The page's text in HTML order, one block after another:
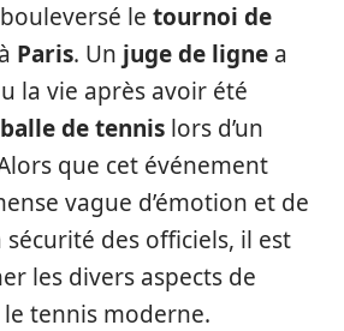
le tournoi de
à Paris. Un juge de ligne a
la vie après avoir été
balle de tennis lors d’un
que cet événement
vague d’émotion et de
des officiels, il est
les divers aspects de
le tennis moderne.